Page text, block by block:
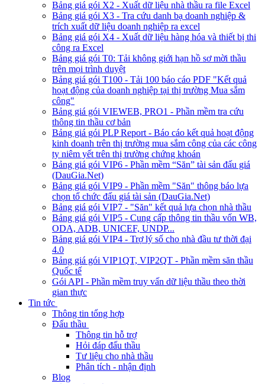
Bảng giá gói X2 - Xuất dữ liệu nhà thầu ra file Excel
Bảng giá gói X3 - Tra cứu danh bạ doanh nghiệp &
trích xuất dữ liệu doanh nghiệp ra excel
Bảng giá gói X4 - Xuất dữ liệu hàng hóa và thiết bị thi
công ra Excel
Bảng giá gói T0: Tải không giới hạn hồ sơ mời thầu
trên mọi trình duyệt
Bảng giá gói T100 - Tải 100 báo cáo PDF "Kết quả
hoạt động của doanh nghiệp tại thị trường Mua sắm
công"
Bảng giá gói VIEWEB, PRO1 - Phần mềm tra cứu
thông tin thầu cơ bản
Bảng giá gói PLP Report - Báo cáo kết quả hoạt động
kinh doanh trên thị trường mua sắm công của các công
ty niêm yết trên thị trường chứng khoán
Bảng giá gói VIP6 - Phần mềm “Săn” tài sản đấu giá
(DauGia.Net)
Bảng giá gói VIP9 - Phần mềm "Săn" thông báo lựa
chọn tổ chức đấu giá tài sản (DauGia.Net)
Bảng giá gói VIP7 - "Săn" kết quả lựa chọn nhà thầu
Bảng giá gói VIP5 - Cung cấp thông tin thầu vốn WB,
ODA, ADB, UNICEF, UNDP...
Bảng giá gói VIP4 - Trợ lý số cho nhà đầu tư thời đại
4.0
Bảng giá gói VIP1QT, VIP2QT - Phần mềm săn thầu
Quốc tế
Gói API - Phần mềm truy vấn dữ liệu thầu theo thời
gian thực
Tin tức
Thông tin tổng hợp
Đấu thầu
Thông tin hỗ trợ
Hỏi đáp đấu thầu
Tư liệu cho nhà thầu
Phân tích - nhận định
Blog